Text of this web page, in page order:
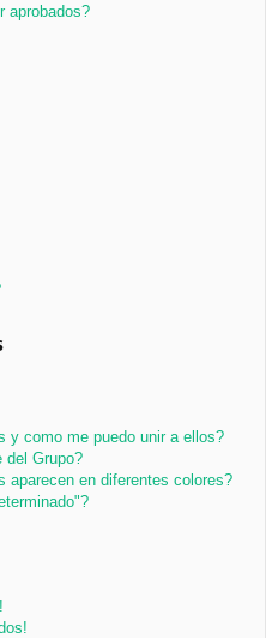
aprobados?
y como me puedo unir a ellos?
del Grupo?
aparecen en diferentes colores?